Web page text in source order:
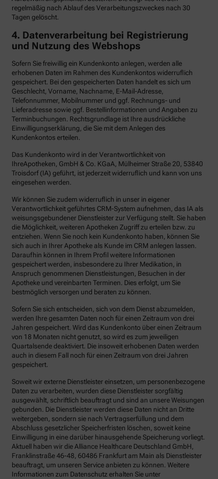
regelmäßig nach Ablauf des Verarbeitungszweckes nach 30
Tagen gelöscht.
4. Datenverarbeitung bei Registrierung
und Nutzung des Webshops
Sofern Sie freiwillig ein Kundenkonto anlegen, werden alle
erhobenen Daten im Rahmen des Kundenkontos widerruflich
gespeichert. Bei den gespeicherten Daten handelt es sich um
Geschlecht, Vorname, Nachname, E-Mail-Adresse,
Telefonnummer, Mobilnummer und ggf. Rechnungs- und
Lieferadresse sowie ggf. Bestellinformationen und Angaben zu
Terminbuchungen. Rechtsgrundlage ist Ihre ausdrückliche
Einwilligungserklärung, die Sie mit dem Anlegen des
Kundenkontos erteilen.
Das Kundenkonto wird in der Verantwortlichkeit von
IhreApotheken, GmbH & Co. KGaA, Mülheimer Straße 20, 53840
Troisdorf (IA) geführt, ist jederzeit widerruflich und kann von uns
eingesehen werden.
Wir können Sie zudem widerruflich in unser in eigener
Verantwortlichkeit geführtes CRM-System aufnehmen, das IA als
weisungsgebundener Dienstleister zur Verfügung stellt. Sie haben
die Möglichkeit, weiteren Apotheken Zugriff zu erteilen bzw. zu
entziehen. Wenn Sie noch kein Kundenkonto haben, können Sie
sich auch in Ihrer Apotheke als Kunde im CRM anlegen lassen.
Daraufhin können in Ihrem Profil weitere Informationen
gespeichert werden, insbesondere zu Ihrer Medikation, in
Anspruch genommenen Dienstleistungen, Besuchen in der
Apotheke und vereinbarten Terminen. Dies erfolgt, um Sie
bestmöglich versorgen und beraten zu können.
Sofern Sie sich entscheiden, sich von dem Dienst abzumelden,
werden Ihre gesamten Daten noch für einen Zeitraum von drei
Jahren gespeichert. Wird das Kundenkonto über einen Zeitraum
von 18 Monaten nicht genutzt, so wird es zum jeweiligen
Quartalsende deaktiviert. Die insoweit erhobenen Daten werden
auch in diesem Fall noch für einen Zeitraum von drei Jahren
gespeichert.
Soweit wir externe Dienstleister einsetzen, um personenbezogene
Daten zu verarbeiten, wurden diese Dienstleister sorgfältig
ausgewählt, schriftlich beauftragt und sind an unsere Weisungen
gebunden. Die Dienstleister werden diese Daten nicht an Dritte
weitergeben, sondern sie nach Vertragserfüllung und dem
Abschluss gesetzlicher Speicherfristen löschen, soweit keine
Einwilligung in eine darüber hinausgehende Speicherung vorliegt.
Aktuell haben wir die Alliance Healthcare Deutschland GmbH,
Franklinstraße 46-48, 60486 Frankfurt am Main als Dienstleister
beauftragt, um unseren Service anbieten zu können. Weitere
Informationen zum Datenschutz erhalten Sie unter